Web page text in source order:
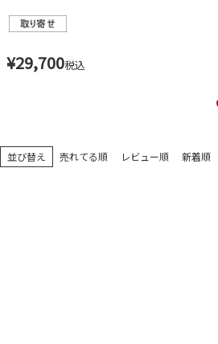
¥29,700税込
並び替え 売れてる順 レビュー順 新着順